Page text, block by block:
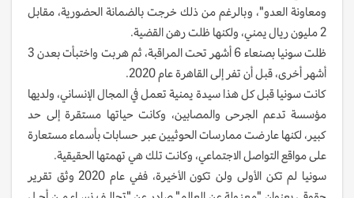
ومعاونة العدو"، وبالرغم من ذلك خرجت بالضمانة الحضورية، مقابل
2 مليون ريال يمني، ولكنها ظلت رهن القضية.
ظلت سونيا بصنعاء 6 أشهر تحت المراقبة، ثم هربت واختبأت بعدن 3
أشهر أخرى، قبل أن تفر إلى القاهرة عام 2020.
كانت سونيا قبل كل هذا سيدة يمنية تعمل في المجال الإنساني، ولديها
مؤسسة تدعم الجرحى والمصابين، وكانت حياتها مستقرة إلى حد
كبير، لكنها عارضت ممارسات الحوثيين عبر حسابات بأسماء مستعارة
على مواقع التواصل الاجتماعي، وكانت تلك هي تهمتها الحقيقية.
سونيا لم تكن الأولى ولن تكون الأخيرة، ففي عام 2020 وثق تقرير